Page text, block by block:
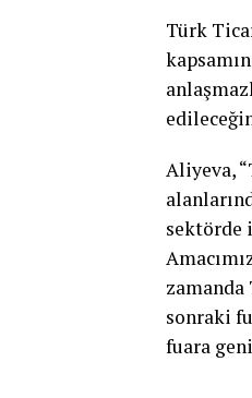
Türk
Aliyeva,
sektörde
sonraki
fuara